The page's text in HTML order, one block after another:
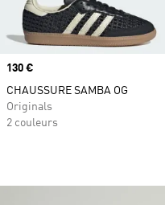
Prix
130 €
CHAUSSURE SAMBA OG
Originals
2 couleurs